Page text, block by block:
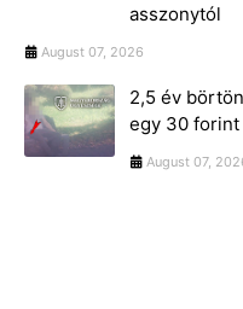
asszonytól
August 07, 2026
2,5 év
egy 30
August 07,